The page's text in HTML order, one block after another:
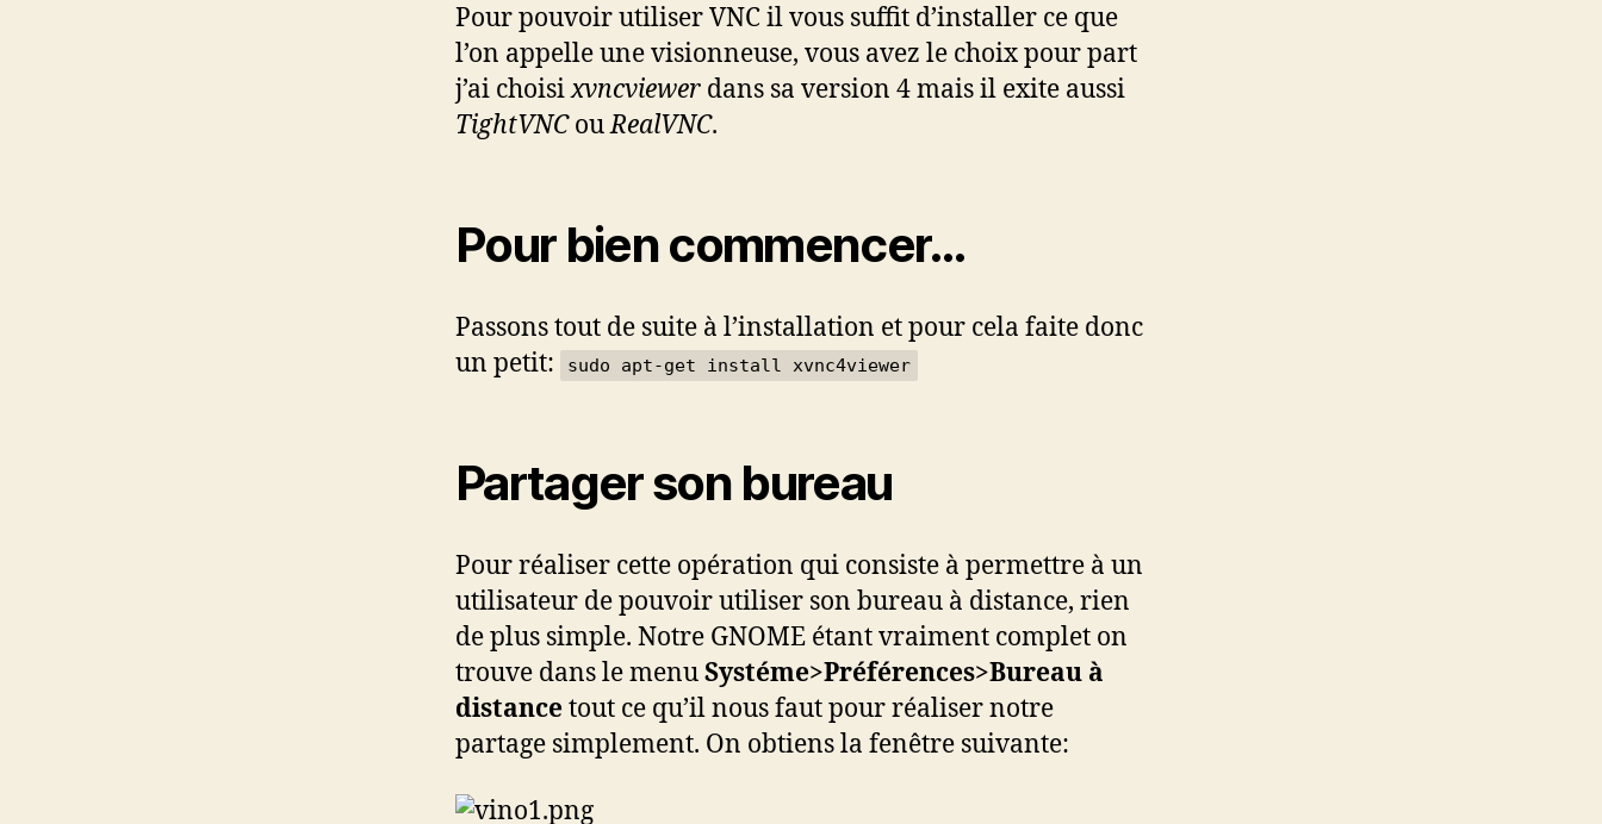
Pour pouvoir utiliser VNC il vous suffit d’installer ce que
l’on appelle une visionneuse, vous avez le choix pour part
j’ai choisixvncviewer dans sa version 4 mais il exite aussi
TightVNCouRealVNC.
Pour bien commencer…
Passons tout de suite à l’installation et pour cela faite donc
un petit:
sudo apt-get install xvnc4viewer
Partager son bureau
Pour réaliser cette opération qui consiste à permettre à un
utilisateur de pouvoir utiliser son bureau à distance, rien
de plus simple. Notre GNOME étant vraiment complet on
trouve dans le menuSystéme>Préférences>Bureau à
distancetout ce qu’il nous faut pour réaliser notre
partage simplement. On obtiens la fenêtre suivante: